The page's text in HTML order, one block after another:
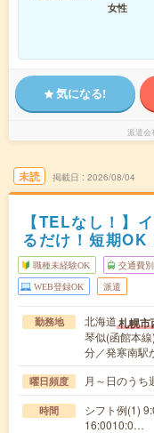
女性
気になる!
派遣会
未読 掲載日 2026/08/04
【TELなし！】
るだけ！短期OK
職種未経験OK 交通費
WEB登録OK 派遣
勤務地 北海道札幌市
琴似(函館本
分／発寒南駅
曜日頻度 月～日のうち
時間
シフト例(1)
16:0010:0…